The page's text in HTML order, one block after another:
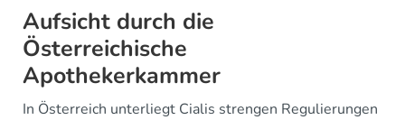
Aufsicht durch die
Österreichische
Apothekerkammer
In Österreich unterliegt Cialis strengen Regulierungen